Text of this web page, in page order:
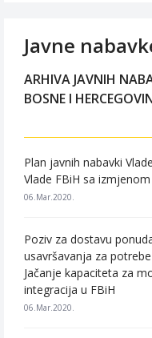
Javne
ARHIVA JAVNIH
BOSNE I
Plan javnih nabavki
Vlade FBiH sa
06.Mar.2020.
Poziv za dostavu
usavršavanja za
Jačanje kapaciteta za
integracija u FBiH
06.Mar.2020.